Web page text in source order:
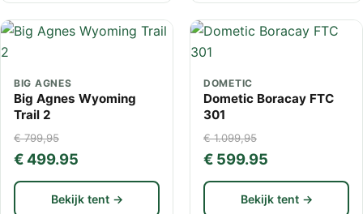
BIG AGNES
Big Agnes Wyoming
Trail 2
€ 799,95
€ 499.95
Bekijk tent →
DOMETIC
Dometic Boracay FTC
301
€ 1.099,95
€ 599.95
Bekijk tent →